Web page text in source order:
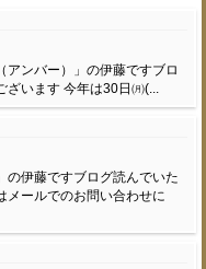
ンバー）」の伊藤ですブロ
います 今年は30日㈪(...
の伊藤ですブログ読んでいた
メールでのお問い合わせに